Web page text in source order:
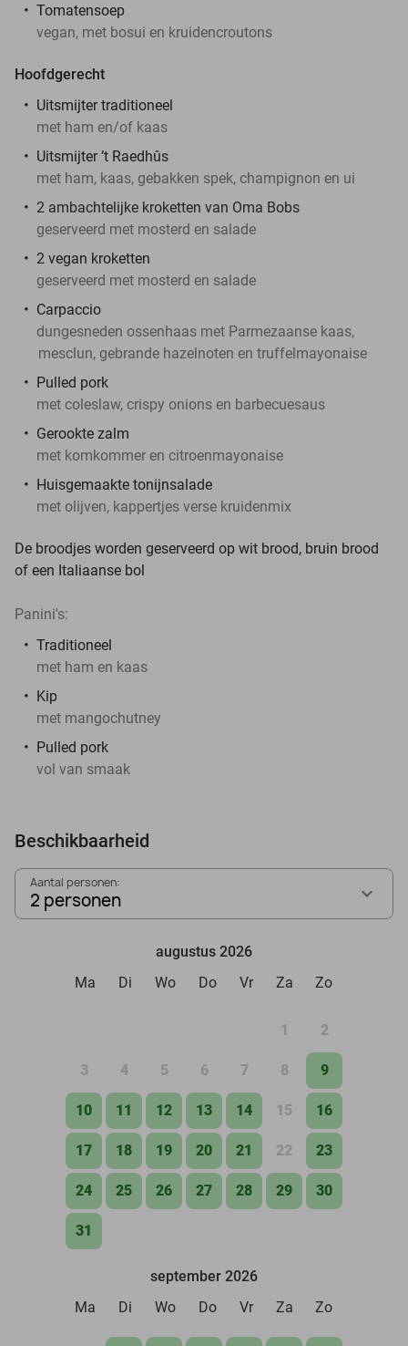
Tomatensoep
vegan, met bosui en kruidencroutons
Hoofdgerecht
Uitsmijter traditioneel
met ham en/of kaas
Uitsmijter ’t Raedhûs
met ham, kaas, gebakken spek, champignon en ui
2 ambachtelijke kroketten van Oma Bobs
geserveerd met mosterd en salade
2 vegan kroketten
geserveerd met mosterd en salade
Carpaccio
dungesneden ossenhaas met Parmezaanse kaas,
mesclun, gebrande hazelnoten en truffelmayonaise
Pulled pork
met coleslaw, crispy onions en barbecuesaus
Gerookte zalm
met komkommer en citroenmayonaise
Huisgemaakte tonijnsalade
met olijven, kappertjes verse kruidenmix
De broodjes worden geserveerd op wit brood, bruin brood
of een Italiaanse bol
Panini's:
Traditioneel
met ham en kaas
Kip
met mangochutney
Pulled pork
vol van smaak
Beschikbaarheid
Aantal personen:
2 personen
augustus 2026
Ma
Di Wo Do Vr Za Zo
1 2
3 4 5 6 7 8 9
10 11 12 13 14 15 16
17 18 19 20 21 22 23
24 25 26 27 28 29 30
31
september 2026
Ma
Di Wo Do Vr Za Zo